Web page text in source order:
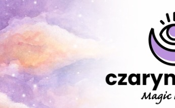
Profesjonalne